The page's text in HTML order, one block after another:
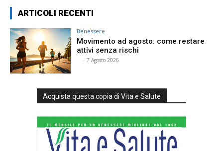
ARTICOLI RECENTI
Benessere
Movimento ad agosto: come restare
attivi senza rischi
- 7 Agosto 2026
Acquista questa copia di Vita e Salute